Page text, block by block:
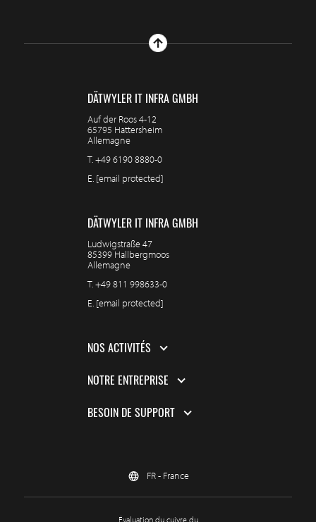
DÄTWYLER IT INFRA GMBH
Auf der Roos 4-12
65795 Hattersheim
Allemagne
T.+49 6190 8880-0
E. [email protected]
DÄTWYLER IT INFRA GMBH
Ludwigstraße 47
85399 Hallbergmoos
Allemagne
T.+49 811 998633-0
E. [email protected]
NOS ACTIVITÉS
NOTRE ENTREPRISE
BESOIN DE SUPPORT
FR - France
Évaluation du cuivre du